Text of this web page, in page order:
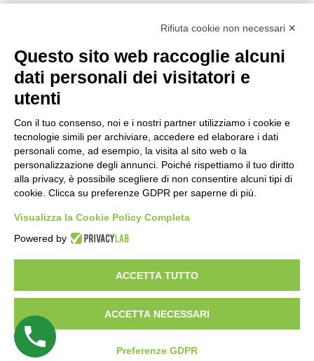
Attiva/disattiva alto contrasto
CERCA NEL SITO
Dichiarazione di accessibilità
Ufficio Regionale del Turismo – Office Régional du Tourisme | P.iva
Rifiuta cookie non necessari ✕
Questo sito web raccoglie alcuni
dati personali dei visitatori e
utenti
Con il tuo consenso, noi e i nostri partner utilizziamo i cookie e
tecnologie simili per archiviare, accedere ed elaborare i dati
personali come, ad esempio, la visita al sito web o la
personalizzazione degli annunci. Poiché rispettiamo il tuo diritto
alla privacy, è possibile scegliere di non consentire alcuni tipi di
cookie. Clicca su preferenze GDPR per saperne di più.
Visualizza la Cookie Policy Completa
Powered by
ACCETTA TUTTO
ACCETTA NECESSARI
Preferenze GDPR